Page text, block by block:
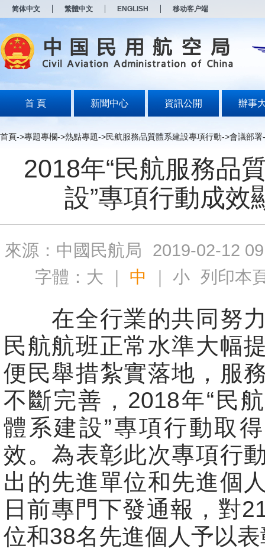
简体中文 繁體中文 ENGLISH 移动客户端
首 頁 新聞中心 資訊公開 辦事
首頁->專題專欄->熱點專題->民航服務品質體系建設專項行動->會議部署
2018年“民航服務品
設”專項行動成效
來源：中國民航局
2019-02-12
字體： 大 ｜ 中 ｜小 列印本
在全行業的共同努力
民航航班正常水準大幅
便民舉措紮實落地，服
不斷完善，2018年“民
體系建設”專項行動取
效。為表彰此次專項行
出的先進單位和先進個
日前專門下發通報，對
位和38名先進個人予以
打
开
无
障
说
按
Alt
盲
式